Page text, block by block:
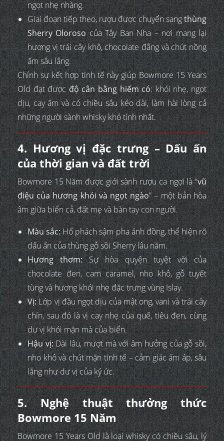
ngọt nhẹ nhàng.
Giai đoạn tiếp theo, rượu được chuyển sangthùng
Sherry Olorosocủa Tây Ban Nha – nơi mang lại
hương vị trái cây khô, chocolate đắng và chút nồng
ấm sâu lắng.
Chính sự kết hợp tinh tế này giúp Bowmore 15 Years
Old đạt đượcđộ cân bằng hiếm có: khói nhẹ, ngọt
dịu, cay ấm và có chiều sâu kéo dài, làm hài lòng cả
những người sành whisky khó tính nhất.
4. Hương vị đặc trưng – Dấu ấn
của thời gian và đất trời
Bowmore 15 Năm được giới sành rượu ca ngợi là “vũ
điệu của hương khói và ngọt ngào” – một bản hòa
âm giữa biển cả, đất mẹ và bàn tay con người.
Màu sắc:Hổ phách sậm pha ánh đồng, thể hiện rõ
dấu ấn của thùng gỗ sồi Sherry lâu năm.
Hương thơm:Sự hòa quyện tuyệt vời của
chocolate đen, cam caramel, nho khô, gỗ tuyết
tùng và hương khói nhẹ đặc trưng vùng Islay.
Vị:Lớp vị đầu ngọt dịu của mật ong, vani và trái cây
chín, sau đó là vị cay nhẹ của quế, tiêu đen, cùng
dư vị khói mặn mà của biển.
Hậu vị:Dài lâu, mượt mà với âm hưởng của gỗ sồi,
nho khô và chút mặn tinh tế – cảm giác ấm áp, sâu
lắng như dư vị của ký ức.
5. Nghệ thuật thưởng thức
Bowmore 15 Năm
Bowmore 15 Years Old là loại whisky có chiều sâu, lý